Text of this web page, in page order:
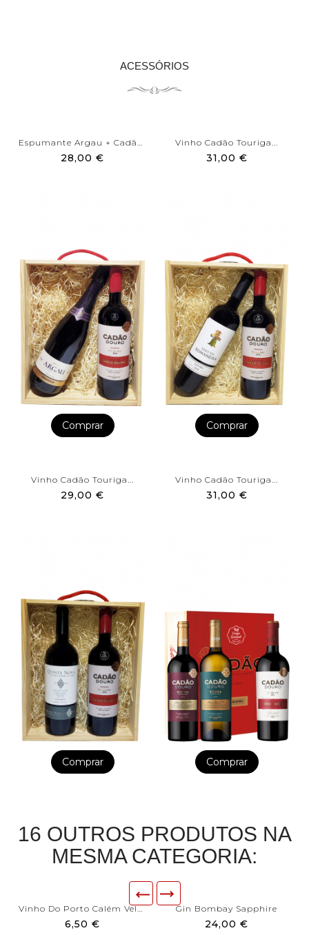
ACESSÓRIOS
Espumante Argau + Cadão...
28,00 €
Comprar
Vinho Cadão Touriga...
31,00 €
Comprar
Vinho Cadão Touriga...
29,00 €
Comprar
Vinho Cadão Touriga...
31,00 €
Comprar
16 OUTROS PRODUTOS NA
MESMA CATEGORIA:
Vinho Do Porto Calém Velhotes
6,50 €
Gin Bombay Sapphire
24,00 €